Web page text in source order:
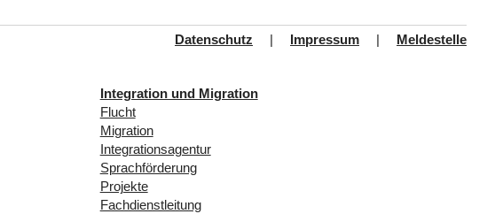
Datenschutz | Impressum | Meldestelle
Integration und Migration
Flucht
Migration
Integrationsagentur
Sprachförderung
Projekte
Fachdienstleitung